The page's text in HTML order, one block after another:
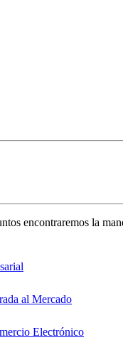
encontraremos la
al Mercado
Electrónico